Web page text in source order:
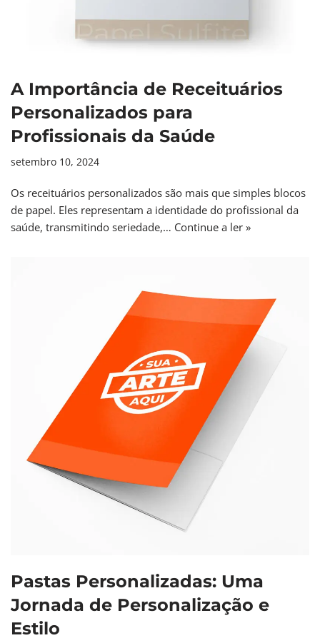
A Importância de Receituários
Personalizados para
Profissionais da Saúde
setembro 10, 2024
Os receituários personalizados são mais que simples blocos
de papel. Eles representam a identidade do profissional da
saúde, transmitindo seriedade,… Continue a ler »
Pastas Personalizadas: Uma
Jornada de Personalização e
Estilo